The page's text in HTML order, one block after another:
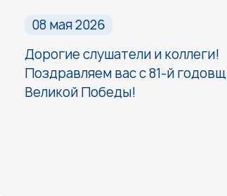
08 мая 2026
Дорогие слушатели и коллеги!
Поздравляем вас с 81-й
Великой Победы!